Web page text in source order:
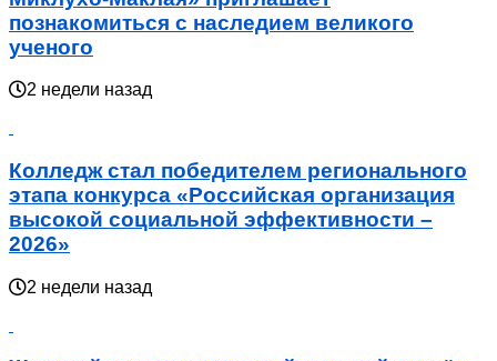
познакомиться с наследием великого
ученого
2 недели назад
Колледж стал победителем регионального
этапа конкурса «Российская организация
высокой социальной эффективности –
2026»
2 недели назад